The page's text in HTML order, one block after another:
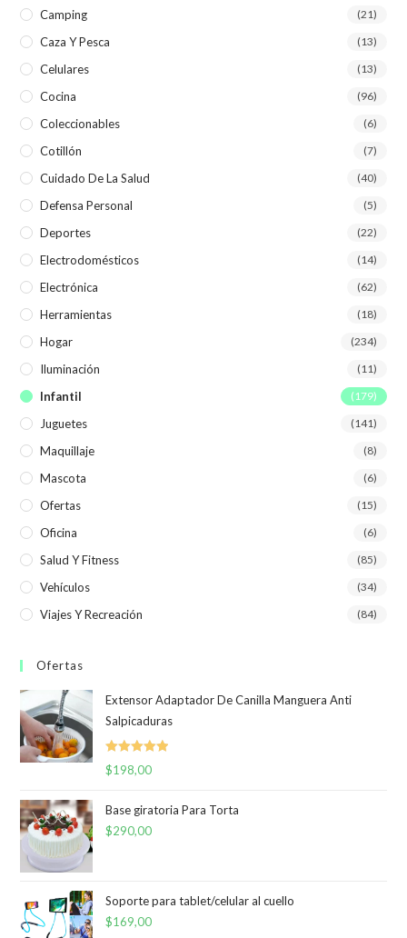
Camping (21)
Caza Y Pesca (13)
Celulares (13)
Cocina (96)
Coleccionables (6)
Cotillón (7)
Cuidado De La Salud (40)
Defensa Personal (5)
Deportes (22)
Electrodomésticos (14)
Electrónica (62)
Herramientas (18)
Hogar (234)
Iluminación (11)
Infantil (179)
Juguetes (141)
Maquillaje (8)
Mascota (6)
Ofertas (15)
Oficina (6)
Salud Y Fitness (85)
Vehículos (34)
Viajes Y Recreación (84)
Ofertas
Extensor Adaptador De Canilla Manguera Anti
Salpicaduras
Valorado
$198,00
Base giratoria Para Torta
$290,00
Soporte para tablet/celular al cuello
$169,00